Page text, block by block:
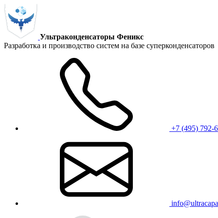
Ультраконденсаторы Феникс
Разработка и производство систем на базе суперконденсаторов
+7 (495) 792-